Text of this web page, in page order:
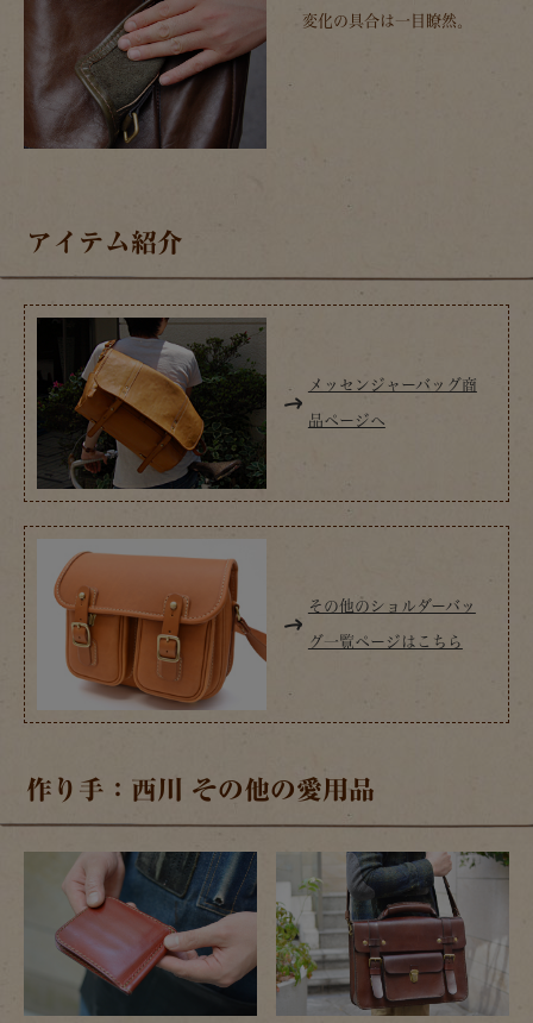
変化の具合は一目瞭然。
アイテム紹介
メッセンジャーバッグ商
品ページへ
その他のショルダーバッ
グ一覧ページはこちら
作り手：西川 その他の愛用品